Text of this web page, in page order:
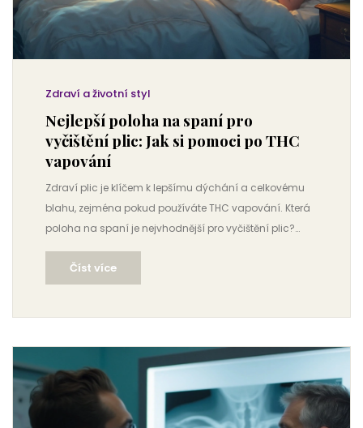
Zdraví a životní styl
Nejlepší poloha na spaní pro
vyčištění plic: Jak si pomoci po THC
vapování
Zdraví plic je klíčem k lepšímu dýchání a celkovému
blahu, zejména pokud používáte THC vapování. Která
poloha na spaní je nejvhodnější pro vyčištění plic?
Podíváme se na polohy, které podporují plicní funkce a
pomáhají detoxikovat plíce během spánku. Naučíte se,
jak správně dýchat a zlepšit kvalitu svého spánku.
Číst více